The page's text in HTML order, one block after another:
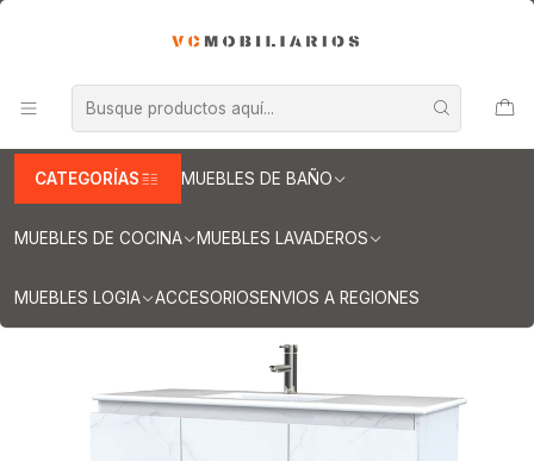
CATEGORÍAS MUEBLES DE BAÑO
MUEBLES DE COCINA MUEBLES LAVADEROS
MUEBLES LOGIA ACCESORIOSENVIOS A REGIONES
Muebles vanitorio aereo - simple
Mueble vanitorios aereo - simple de loza
Muebles vanitorios aereo simple de loza / 120 cm
Mueble vanitorio aereo con cubierta de loza de 120 cm / M2-1201-